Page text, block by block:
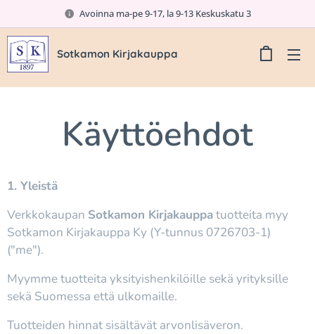
Avoinna ma-pe 9-17, la 9-13 Keskuskatu 3
Sotkamon Kirjakauppa
Käyttöehdot
1. Yleistä
Verkkokaupan Sotkamon Kirjakauppatuotteita myy
Sotkamon Kirjakauppa Ky (Y-tunnus 0726703-1)
("me").
Myymme tuotteita yksityishenkilöille sekä yrityksille
sekä Suomessa että ulkomaille.
Tuotteiden hinnat sisältävät arvonlisäveron.